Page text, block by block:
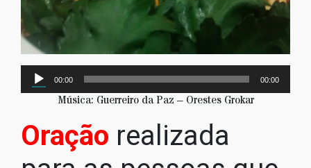
Tocador
00:00 00:00
Música: Guerreiro da Paz – Orestes Grokar
Oração realizada